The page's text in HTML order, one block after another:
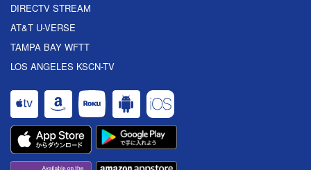
DIRECTV STREAM
AT&T U-VERSE
TAMPA BAY WFTT
LOS ANGELES KSCN-TV